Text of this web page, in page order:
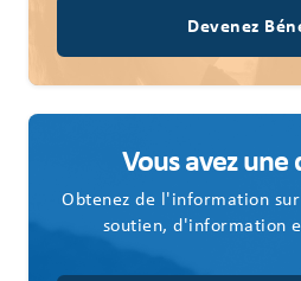
Devenez
Vous avez une
Obtenez de l'information
soutien, d'information